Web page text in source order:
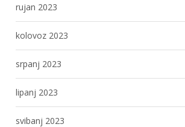
rujan 2023
kolovoz 2023
srpanj 2023
lipanj 2023
svibanj 2023